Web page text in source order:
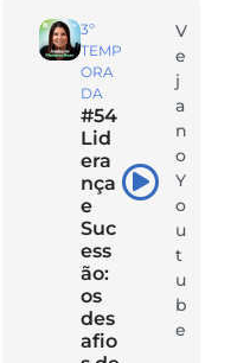
3º
TEMP
ORA
DA
#54
Lid
era
nça
e
Suc
ess
ão:
os
des
afio
V
e
j
a
n
o
Y
o
u
t
u
b
e